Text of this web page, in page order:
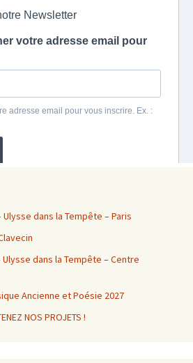
Ulysse dans la Tempête – Paris
Ulysse dans la Tempête – Centre
Ancienne et Poésie 2027
NOS PROJETS !